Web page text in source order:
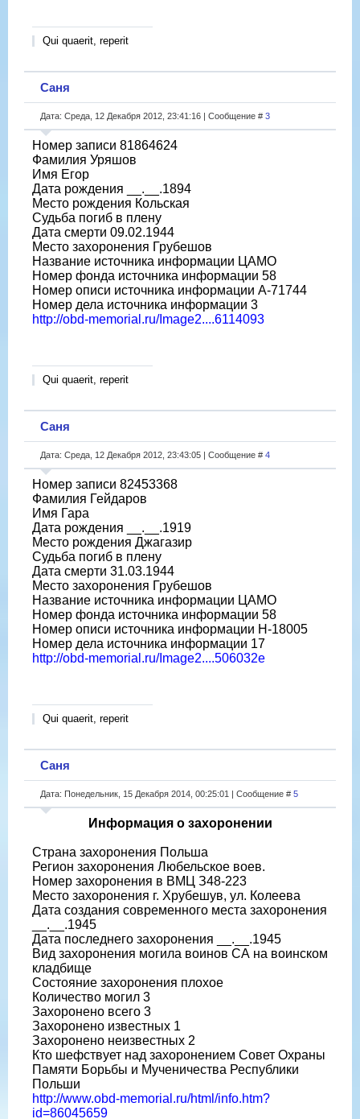
Qui quaerit, reperit
Саня
Дата: Среда, 12 Декабря 2012, 23:41:16 | Сообщение # 3
Номер записи 81864624
Фамилия Уряшов
Имя Егор
Дата рождения __.__.1894
Место рождения Кольская
Судьба погиб в плену
Дата смерти 09.02.1944
Место захоронения Грубешов
Название источника информации ЦАМО
Номер фонда источника информации 58
Номер описи источника информации A-71744
Номер дела источника информации 3
http://obd-memorial.ru/Image2....6114093
Qui quaerit, reperit
Саня
Дата: Среда, 12 Декабря 2012, 23:43:05 | Сообщение # 4
Номер записи 82453368
Фамилия Гейдаров
Имя Гара
Дата рождения __.__.1919
Место рождения Джагазир
Судьба погиб в плену
Дата смерти 31.03.1944
Место захоронения Грубешов
Название источника информации ЦАМО
Номер фонда источника информации 58
Номер описи источника информации H-18005
Номер дела источника информации 17
http://obd-memorial.ru/Image2....506032e
Qui quaerit, reperit
Саня
Дата: Понедельник, 15 Декабря 2014, 00:25:01 | Сообщение # 5
Информация о захоронении
Страна захоронения Польша
Регион захоронения Любельское воев.
Номер захоронения в ВМЦ З48-223
Место захоронения г. Хрубешув, ул. Колеева
Дата создания современного места захоронения
__.__.1945
Дата последнего захоронения __.__.1945
Вид захоронения могила воинов СА на воинском
кладбище
Состояние захоронения плохое
Количество могил 3
Захоронено всего 3
Захоронено известных 1
Захоронено неизвестных 2
Кто шефствует над захоронением Совет Охраны
Памяти Борьбы и Мученичества Республики
Польши
http://www.obd-memorial.ru/html/info.htm?
id=86045659